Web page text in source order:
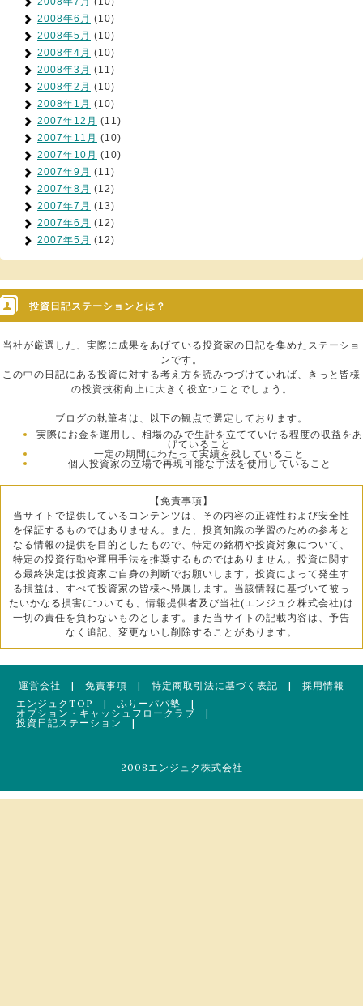
2008年6月 (10)
2008年5月 (10)
2008年4月 (10)
2008年3月 (11)
2008年2月 (10)
2008年1月 (10)
2007年12月 (11)
2007年11月 (10)
2007年10月 (10)
2007年9月 (11)
2007年8月 (12)
2007年7月 (13)
2007年6月 (12)
2007年5月 (12)
投資日記ステーションとは？
当社が厳選した、実際に成果をあげている投資家の日記を集めたステーショ
ンです。
この中の日記にある投資に対する考え方を読みつづけていれば、きっと皆様
の投資技術向上に大きく役立つことでしょう。
ブログの執筆者は、以下の観点で選定しております。
実際にお金を運用し、相場のみで生計を立てていける程度の収益をあ
げていること
一定の期間にわたって実績を残していること
個人投資家の立場で再現可能な手法を使用していること
【免責事項】
当サイトで提供しているコンテンツは、その内容の正確性および安全性
を保証するものではありません。また、投資知識の学習のための参考と
なる情報の提供を目的としたもので、特定の銘柄や投資対象について、
特定の投資行動や運用手法を推奨するものではありません。投資に関す
る最終決定は投資家ご自身の判断でお願いします。投資によって発生す
る損益は、すべて投資家の皆様へ帰属します。当該情報に基づいて被っ
たいかなる損害についても、情報提供者及び当社(エンジュク株式会社)は
一切の責任を負わないものとします。また当サイトの記載内容は、予告
なく追記、変更ないし削除することがあります。
運営会社 | 免責事項 | 特定商取引法に基づく表記 | 採用情報
エンジュクTOP
| ふりーパパ塾 |
オプション・キャッシュフロークラブ |
投資日記ステーション
|
2008エンジュク株式会社